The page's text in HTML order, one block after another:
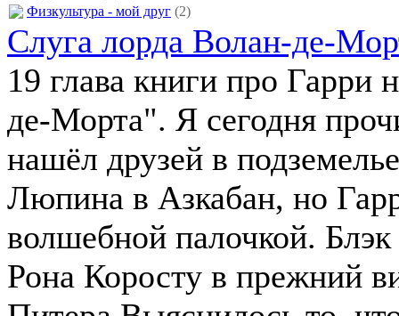
Физкультура - мой друг (2)
Слуга лорда Волан-де-
19 глава книги про Гарри
де-Морта". Я сегодня
нашёл друзей в
Люпина в Азкабан, но
волшебной палочкой.
Рона Коросту в прежний